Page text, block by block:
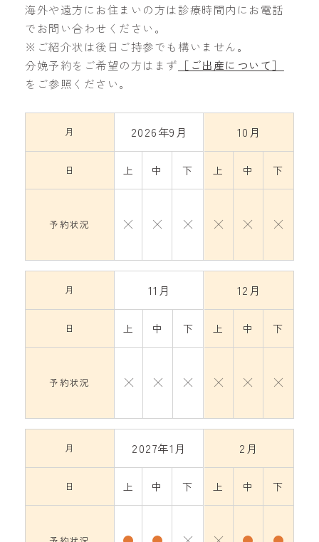
海外や遠方にお住まいの方は診療時間内にお電話
でお問い合わせください。
※ご紹介状は後日ご持参でも構いません。
分娩予約をご希望の方はまず ［ご出産について］
をご参照ください。
月
日
予約状況
2026年9月
上 中 下
10月
上 中 下
月
日
予約状況
11月
上 中 下
12月
上 中 下
月
日
2027年1月
上 中 下
2月
上 中 下